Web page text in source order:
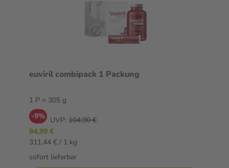
euviril combipack 1 Packung
1 P = 305 g
-9% UVP: 104,90 €
94,99 €
311,44 € / 1 kg
sofort lieferbar